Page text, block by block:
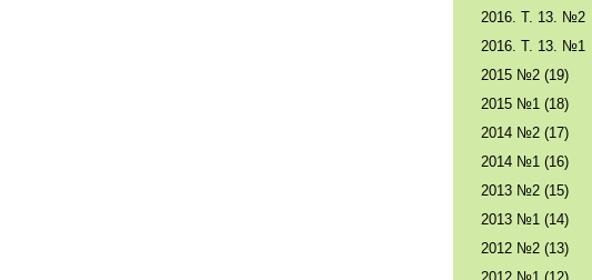
2016. T. 13. №2
2016. T. 13. №1
2015 №2 (19)
2015 №1 (18)
2014 №2 (17)
2014 №1 (16)
2013 №2 (15)
2013 №1 (14)
2012 №2 (13)